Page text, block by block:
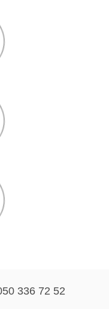
336 72 52